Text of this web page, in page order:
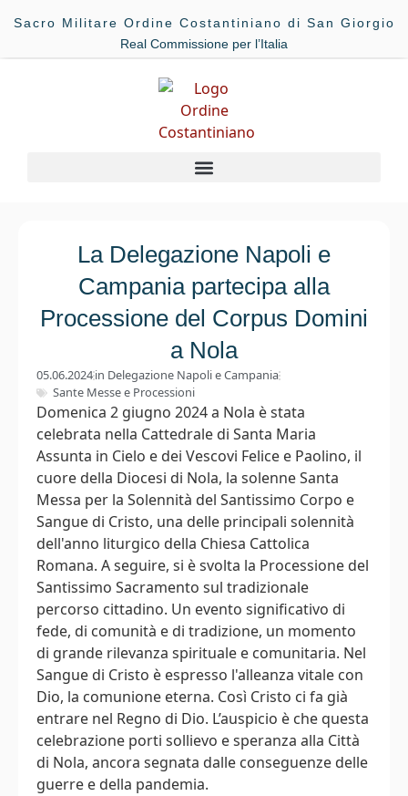
Sacro Militare Ordine Costantiniano di San Giorgio
Real Commissione per l’Italia
La Delegazione Napoli e
Campania partecipa alla
Processione del Corpus Domini
a Nola
05.06.2024in Delegazione Napoli e Campania
Sante Messe e Processioni
Domenica 2 giugno 2024 a Nola è stata
celebrata nella Cattedrale di Santa Maria
Assunta in Cielo e dei Vescovi Felice e Paolino, il
cuore della Diocesi di Nola, la solenne Santa
Messa per la Solennità del Santissimo Corpo e
Sangue di Cristo, una delle principali solennità
dell'anno liturgico della Chiesa Cattolica
Romana. A seguire, si è svolta la Processione del
Santissimo Sacramento sul tradizionale
percorso cittadino. Un evento significativo di
fede, di comunità e di tradizione, un momento
di grande rilevanza spirituale e comunitaria. Nel
Sangue di Cristo è espresso l'alleanza vitale con
Dio, la comunione eterna. Così Cristo ci fa già
entrare nel Regno di Dio. L’auspicio è che questa
celebrazione porti sollievo e speranza alla Città
di Nola, ancora segnata dalle conseguenze delle
guerre e della pandemia.